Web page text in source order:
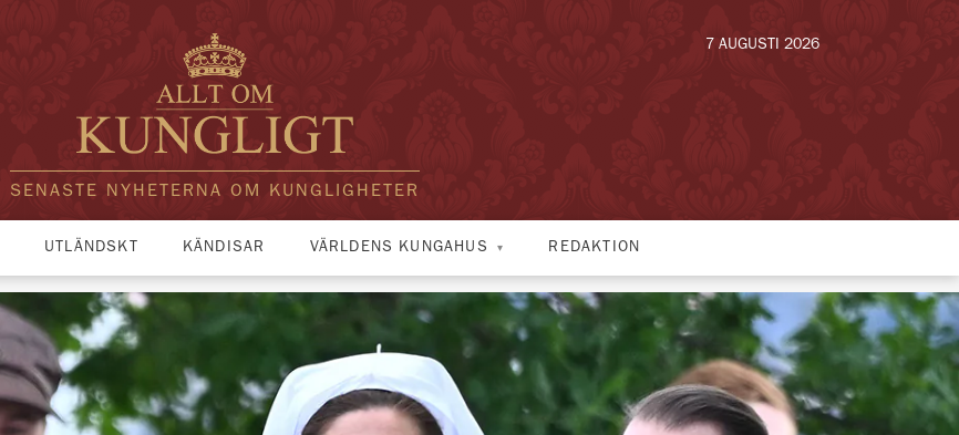
SENASTE NYHETERNA OM KUNGLIGHETER
7 AUGUSTI 2026
UTLÄNDSKT KÄNDISAR VÄRLDENS KUNGAHUS REDAKTION